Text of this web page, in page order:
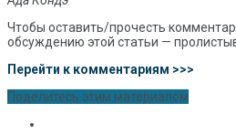
Чтобы оставить/прочесть
обсуждению этой статьи —
Перейти к комментариям >>>
Поделитесь этим материалом